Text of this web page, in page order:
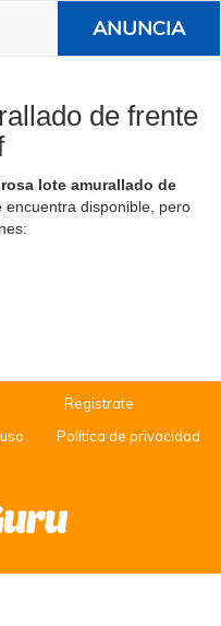
ANUNCIA
de frente
lote amurallado de
encuentra disponible, pero
Registrate
Política de privacidad